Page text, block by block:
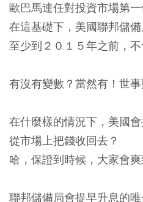
歐巴馬連任對投資市場第
在這基礎下，美國聯邦儲
至少到２０１５年之前，不
有沒有變數？當然有！世事
在什麼樣的情況下，美國
從市場上把錢收回去？
哈，保證到時候，大家會爽
聯邦儲備局會提早升息的